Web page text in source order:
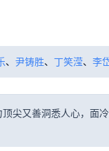
、 尹铸胜、 丁笑滢、 李
尖又善洞悉人心，面